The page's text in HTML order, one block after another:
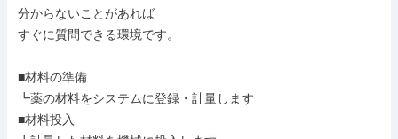
分からないことがあれば
すぐに質問できる環境です。
■材料の準備
┗薬の材料をシステムに登録・計量します
■材料投入